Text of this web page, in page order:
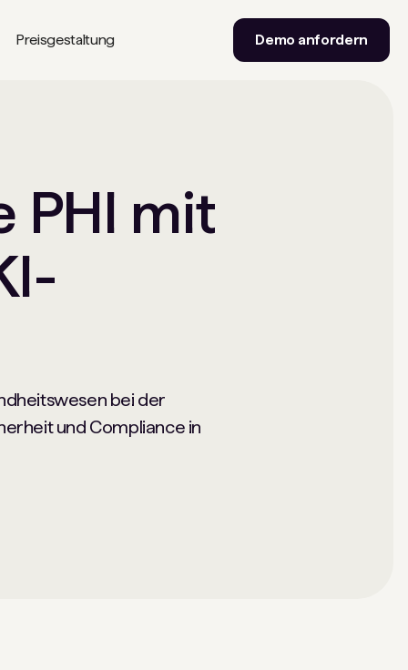
Preisgestaltung Demo anfordern
PHI mit
bei der
und Compliance in